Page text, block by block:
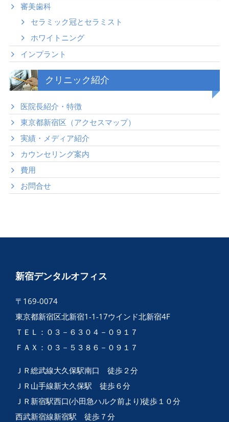
審美歯科
セラミック冠とセラミスト
ホワイトニング
インプラント
クリニック紹介
医院長紹介・特徴
東京都新宿区（アクセスマップ）
実績・メディア紹介
カウンセリング案内
費用
お問合せ
新宿デンタルオフィス
〒169-0074
東京都新宿区北新宿1-1-17ウインド北新宿4F
ＴＥＬ：０３－６３０４－０９１７
ＦＡＸ：０３－５３８６－０９１７
ＪＲ総武線大久保駅南口 徒歩２分
ＪＲ山手線新大久保駅 徒歩６分
ＪＲ新宿駅西口(小田急ハルク前より)徒歩１０分
西武新宿線新宿駅 徒歩７分